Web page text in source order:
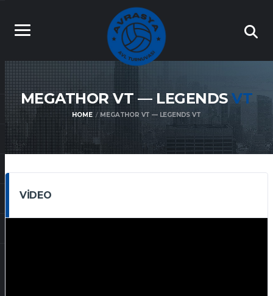
MEGATHOR VT — LEGENDSVT
HOME MEGATHOR VT — LEGENDS VT
VIDEO